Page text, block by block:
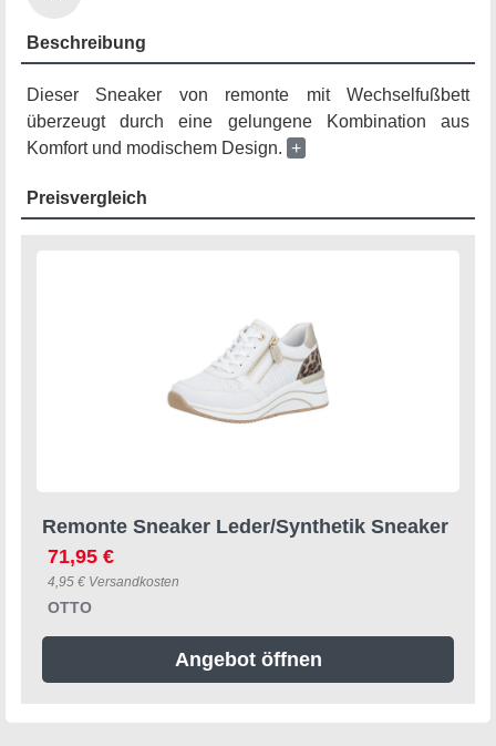
Beschreibung
Dieser Sneaker von remonte mit Wechselfußbett
überzeugt durch eine gelungene Kombination aus
Komfort und modischem Design. +
Preisvergleich
Remonte Sneaker Leder/Synthetik Sneaker
71,95 €
4,95 € Versandkosten
OTTO
Angebot öffnen